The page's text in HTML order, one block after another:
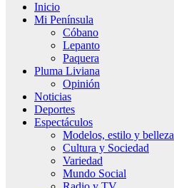
Inicio
Mi Península
Cóbano
Lepanto
Paquera
Pluma Liviana
Opinión
Noticias
Deportes
Espectáculos
Modelos, estilo y belleza
Cultura y Sociedad
Variedad
Mundo Social